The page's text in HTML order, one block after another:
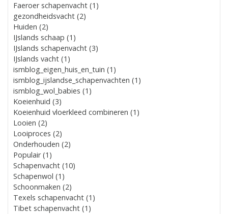
Faeroer schapenvacht (1)
gezondheidsvacht (2)
Huiden (2)
IJslands schaap (1)
IJslands schapenvacht (3)
IJslands vacht (1)
ismblog_eigen_huis_en_tuin (1)
ismblog_ijslandse_schapenvachten (1)
ismblog_wol_babies (1)
Koeienhuid (3)
Koeienhuid vloerkleed combineren (1)
Looien (2)
Looiproces (2)
Onderhouden (2)
Populair (1)
Schapenvacht (10)
Schapenwol (1)
Schoonmaken (2)
Texels schapenvacht (1)
Tibet schapenvacht (1)